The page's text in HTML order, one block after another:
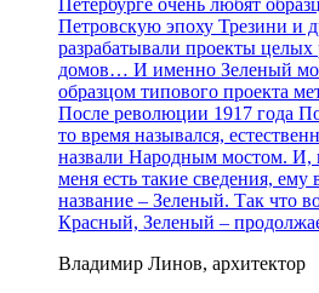
Петербурге очень любят
Петровскую эпоху Трезини и
разрабатывали проекты
домов… И именно Зеленый
образцом типового проекта
После революции 1917 года
то время назывался,
назвали Народным мостом. И,
меня есть такие сведения, ему
название – Зеленый. Так что
Красный, Зеленый –
Владимир Линов, архитектор